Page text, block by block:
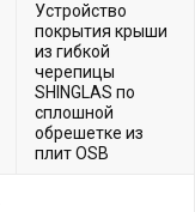
Устройство
покрытия крыши
из гибкой
черепицы
SHINGLAS по
сплошной
обрешетке из
плит OSB